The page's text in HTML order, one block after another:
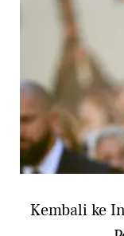
Kembali ke